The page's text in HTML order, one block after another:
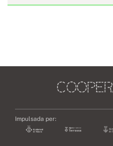
Impulsada per: